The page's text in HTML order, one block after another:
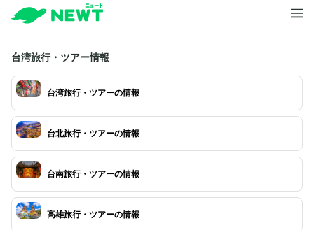
台湾旅行・ツアー情報
台湾旅行・ツアーの情報
台北旅行・ツアーの情報
台南旅行・ツアーの情報
高雄旅行・ツアーの情報